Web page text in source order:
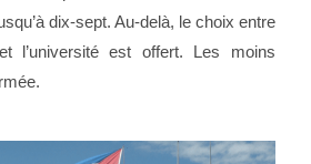
dix-sept. Au-delà, le choix entre
l’université est offert. Les moins